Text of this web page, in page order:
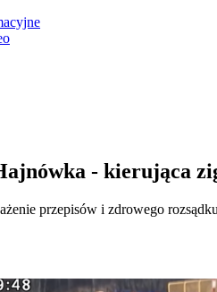
- kierująca
przepisów i zdrowego